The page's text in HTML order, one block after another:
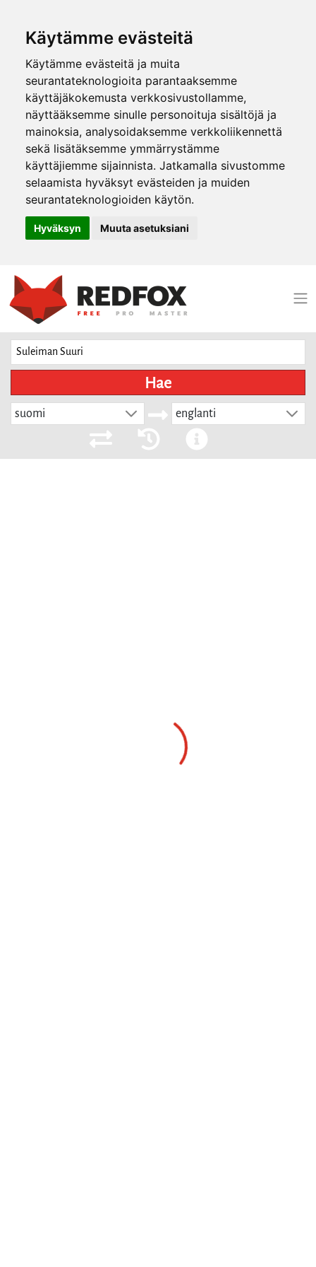
Käytämme evästeitä
Käytämme evästeitä ja muita
seurantateknologioita parantaaksemme
käyttäjäkokemusta verkkosivustollamme,
näyttääksemme sinulle personoituja sisältöjä ja
mainoksia, analysoidaksemme verkkoliikennettä
sekä lisätäksemme ymmärrystämme
käyttäjiemme sijainnista. Jatkamalla sivustomme
selaamista hyväksyt evästeiden ja muiden
seurantateknologioiden käytön.
Hyväksyn Muuta asetuksiani
Hae
suomi englanti